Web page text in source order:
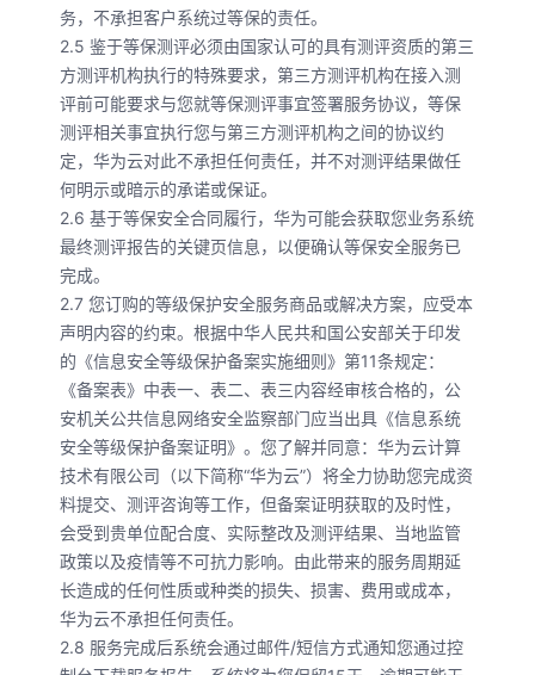
务，不承担客户系统过等保的责任。
2.5 鉴于等保测评必须由国家认可的具有测评资质的第三
方测评机构执行的特殊要求，第三方测评机构在接入测
评前可能要求与您就等保测评事宜签署服务协议，等保
测评相关事宜执行您与第三方测评机构之间的协议约
定，华为云对此不承担任何责任，并不对测评结果做任
何明示或暗示的承诺或保证。
2.6 基于等保安全合同履行，华为可能会获取您业务系统
最终测评报告的关键页信息，以便确认等保安全服务已
完成。
2.7 您订购的等级保护安全服务商品或解决方案，应受本
声明内容的约束。根据中华人民共和国公安部关于印发
的《信息安全等级保护备案实施细则》第11条规定：
《备案表》中表一、表二、表三内容经审核合格的，公
安机关公共信息网络安全监察部门应当出具《信息系统
安全等级保护备案证明》。您了解并同意：华为云计算
技术有限公司（以下简称“华为云”）将全力协助您完成资
料提交、测评咨询等工作，但备案证明获取的及时性，
会受到贵单位配合度、实际整改及测评结果、当地监管
政策以及疫情等不可抗力影响。由此带来的服务周期延
长造成的任何性质或种类的损失、损害、费用或成本，
华为云不承担任何责任。
2.8 服务完成后系统会通过邮件/短信方式通知您通过控